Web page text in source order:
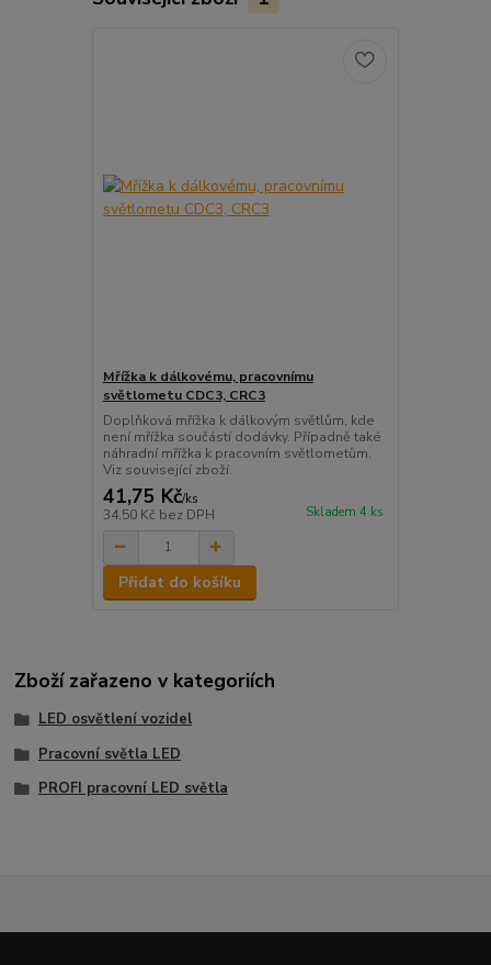
Mřížka k dálkovému, pracovnímu
světlometu CDC3, CRC3
Doplňková mřížka k dálkovým světlům, kde
není mřížka součástí dodávky. Případně také
náhradní mřížka k pracovním světlometům.
Viz související zboží.
41,75 Kč/ks
34,50 Kč bez DPH Skladem 4 ks
Přidat do košíku
Zboží zařazeno v kategoriích
LED osvětlení vozidel
Pracovní světla LED
PROFI pracovní LED světla